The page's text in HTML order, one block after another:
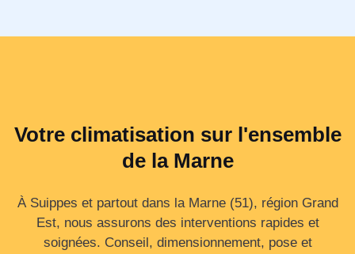
Votre climatisation sur l'ensemble
de la Marne
À Suippes et partout dans la Marne (51), région Grand
Est, nous assurons des interventions rapides et
soignées. Conseil, dimensionnement, pose et